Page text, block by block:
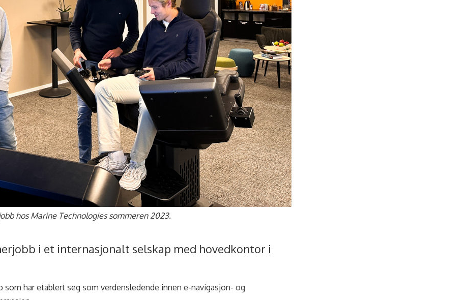
hos Marine Technologies sommeren 2023.
i et internasjonalt selskap med hovedkontor i
har etablert seg som verdensledende innen e-navigasjon- og